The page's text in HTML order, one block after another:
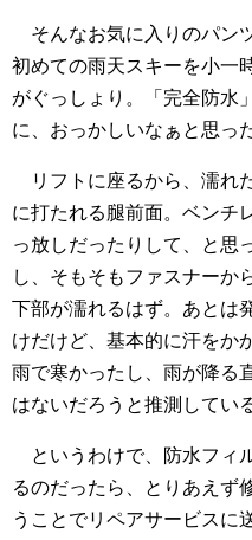
そんなお気に入りのパン
初めての雨天スキーを小一
がぐっしょり。「完全防水
に、おっかしいなぁと思った
リフトに座るから、濡れ
に打たれる腿前面。ベンチ
っ放しだったりして、と思
し、そもそもファスナーか
下部が濡れるはず。あとは
けだけど、基本的に汗をか
雨で寒かったし、雨が降る
はないだろうと推測している
というわけで、防水フィ
るのだったら、とりあえず
うことでリペアサービスに